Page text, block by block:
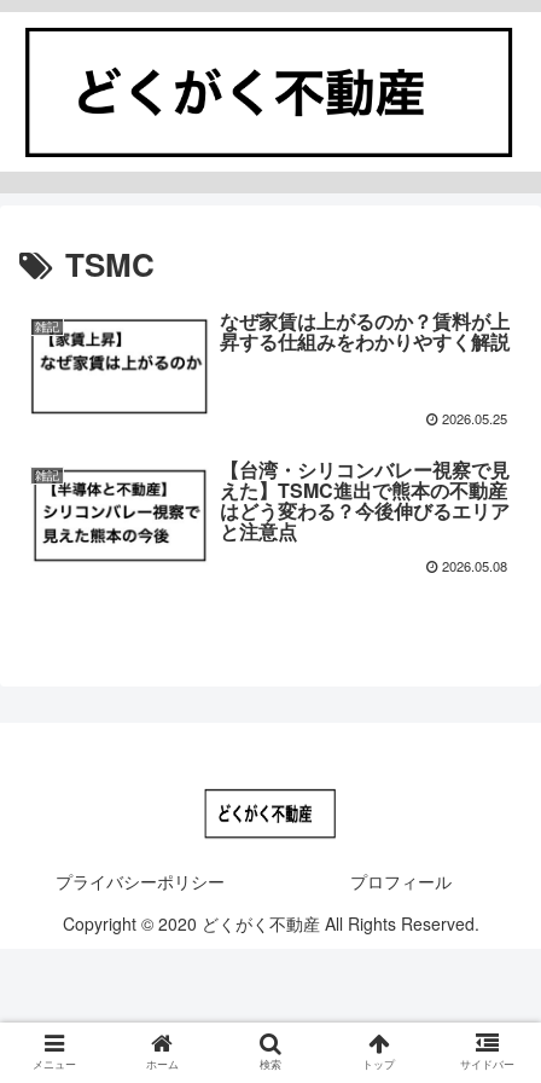
TSMC
雑記 なぜ家賃は上がるのか？賃料が上
昇する仕組みをわかりやすく解説
2026.05.25
雑記 【台湾・シリコンバレー視察で見
えた】TSMC進出で熊本の不動産
はどう変わる？今後伸びるエリア
と注意点
2026.05.08
プライバシーポリシー
プロフィール
Copyright © 2020 どくがく不動産 All Rights Reserved.
メニュー ホーム 検索 トップ サイドバー